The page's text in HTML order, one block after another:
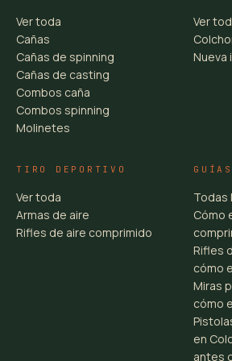
Ver toda
Cañas
Cañas de spinning
Cañas de casting
Combos caña
Combos spinning
Molinetes
Ver
Nueva
TIRO DEPORTIVO
Ver toda
Armas de aire
Rifles de aire comprimido
GUÍAS
Todas
Cómo
Rifles
cómo
Miras
cómo
en
antes